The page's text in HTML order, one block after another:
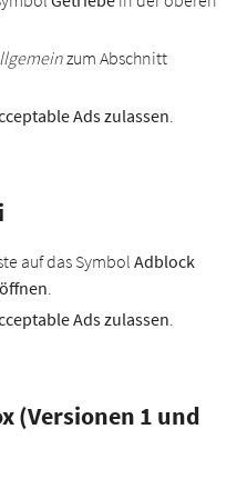
zum Abschnitt
Ads zulassen
auf das Symbol Adblock
Ads zulassen
(Versionen 1 und